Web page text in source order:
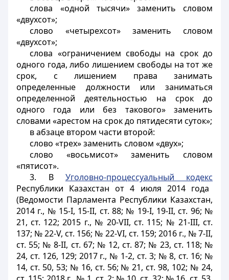
слова «одной тысячи» заменить словом
«двухсот»;
слово «четырехсот» заменить словом
«двухсот»;
слова «ограничением свободы на срок до
одного года, либо лишением свободы на тот же
срок, с лишением права занимать
определенные должности или заниматься
определенной деятельностью на срок до
одного года или без такового» заменить
словами «арестом на срок до пятидесяти суток»;
в абзаце втором части второй:
слово «трех» заменить словом «двух»;
слово «восьмисот» заменить словом
«пятисот».
3. В Уголовно-процессуальный кодекс
Республики Казахстан от 4 июля 2014 года
(Ведомости Парламента Республики Казахстан,
2014 г., № 15-I, 15-II, ст. 88; № 19-I, 19-II, ст. 96; №
21, ст. 122; 2015 г., № 20-VII, ст. 115; № 21-III, ст.
137; № 22-V, ст. 156; № 22-VI, ст. 159; 2016 г., № 7-II,
ст. 55; № 8-II, ст. 67; № 12, ст. 87; № 23, ст. 118; №
24, ст. 126, 129; 2017 г., № 1-2, ст. 3; № 8, ст. 16; №
14, ст. 50, 53; № 16, ст. 56; № 21, ст. 98, 102; № 24,